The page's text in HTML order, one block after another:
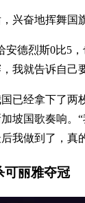
兴奋地挥舞国
安德烈斯0比5
我就告诉自己
已经拿下了两
坡国歌奏响。
我做到了，真
可丽雅夺冠